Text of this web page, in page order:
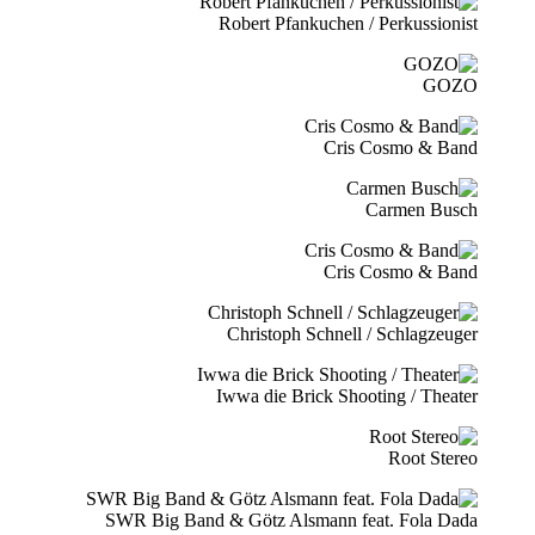
Robert Pfankuchen / Perkussionist
GOZO
Cris Cosmo & Band
Carmen Busch
Cris Cosmo & Band
Christoph Schnell / Schlagzeuger
Iwwa die Brick Shooting / Theater
Root Stereo
SWR Big Band & Götz Alsmann feat. Fola Dada